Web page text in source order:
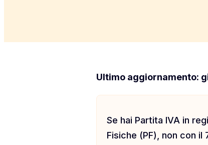
Ultimo aggiornamento:
Se hai Partita IVA in
Fisiche (PF), non con il